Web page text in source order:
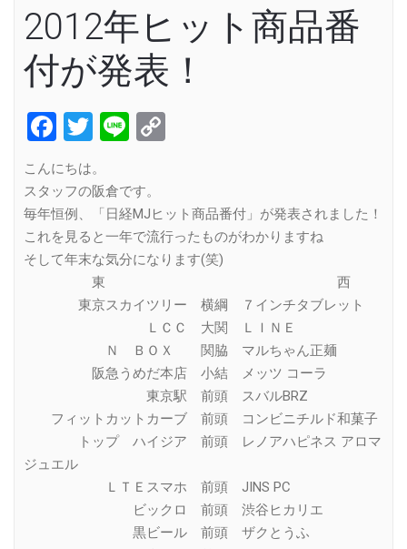
2012年ヒット商品番
付が発表！
Facebook
Twitter
Line
こんにちは。
スタッフの阪倉です。
毎年恒例、「日経MJヒット商品番付」が発表されました！
これを見ると一年で流行ったものがわかりますね
そして年末な気分になります(笑)
東 西
東京スカイツリー 横綱 ７インチタブレット
ＬＣＣ 大関 ＬＩＮＥ
Ｎ ＢＯＸ 関脇 マルちゃん正麺
阪急うめだ本店 小結 メッツ コーラ
東京駅 前頭 スバルBRZ
フィットカットカーブ 前頭 コンビニチルド和菓子
トップ ハイジア 前頭 レノアハピネス アロマ
ジュエル
ＬＴＥスマホ 前頭 JINS PC
ビックロ 前頭 渋谷ヒカリエ
黒ビール 前頭 ザクとうふ